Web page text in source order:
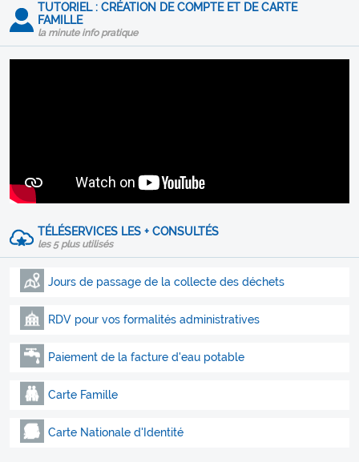
TUTORIEL : CRÉATION DE COMPTE ET DE CARTE
FAMILLE
la minute info pratique
TÉLÉSERVICES LES + CONSULTÉS
les 5 plus utilisés
Jours de passage de la collecte des déchets
RDV pour vos formalités administratives
Paiement de la facture d'eau potable
Carte Famille
Carte Nationale d'Identité